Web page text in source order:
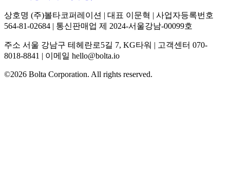
상호명 (주)볼타코퍼레이션 | 대표 이문혁 | 사업자등록번호
564-81-02684 | 통신판매업 제 2024-서울강남-00099호
주소 서울 강남구 테헤란로5길 7, KG타워 | 고객센터 070-
8018-8841 | 이메일 hello@bolta.io
©2026 Bolta Corporation. All rights reserved.